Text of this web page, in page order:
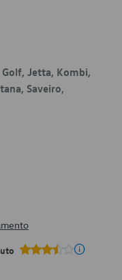
Golf, Jetta, Kombi,
Saveiro,